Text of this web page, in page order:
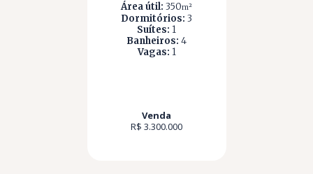
Área útil: 350m²
Dormitórios: 3
Suítes: 1
Banheiros: 4
Vagas: 1
Venda
R$ 3.300.000